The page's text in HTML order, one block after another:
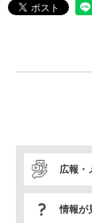
広報・
情報が